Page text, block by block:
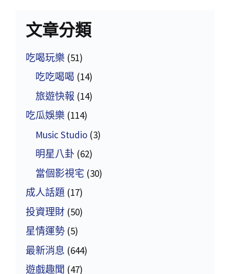
文章分類
吃喝玩樂 (51)
吃吃喝喝 (14)
旅遊快報 (14)
吃瓜娛樂 (114)
Music Studio (3)
明星八卦 (62)
當個影視宅 (30)
成人話題 (17)
投資理財 (50)
星情運勢 (5)
最新消息 (644)
遊戲趣聞 (47)